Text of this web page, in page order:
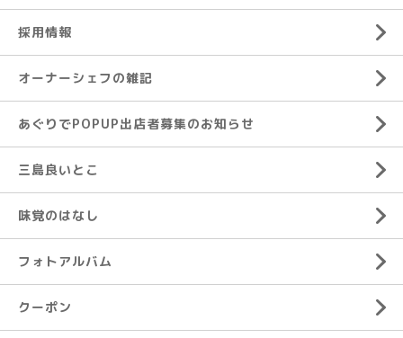
採用情報
オーナーシェフの雑記
あぐりでPOPUP出店者募集のお知らせ
三島良いとこ
味覚のはなし
フォトアルバム
クーポン